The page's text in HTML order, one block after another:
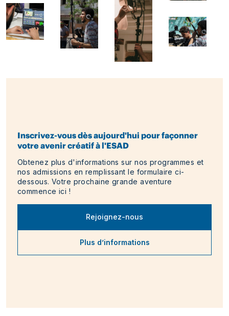
Inscrivez-vous dès aujourd'hui pour façonner
votre avenir créatif à l'ESAD
Obtenez plus d'informations sur nos programmes et
nos admissions en remplissant le formulaire ci-
dessous. Votre prochaine grande aventure
commence ici !
Rejoignez-nous
Plus d’informations